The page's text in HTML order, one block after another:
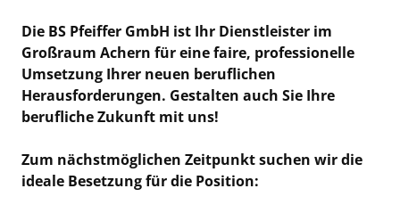
Die BS Pfeiffer GmbH ist Ihr Dienstleister im
Großraum Achern für eine faire, professionelle
Umsetzung Ihrer neuen beruflichen
Herausforderungen. Gestalten auch Sie Ihre
berufliche Zukunft mit uns!
Zum nächstmöglichen Zeitpunkt suchen wir die
ideale Besetzung für die Position: